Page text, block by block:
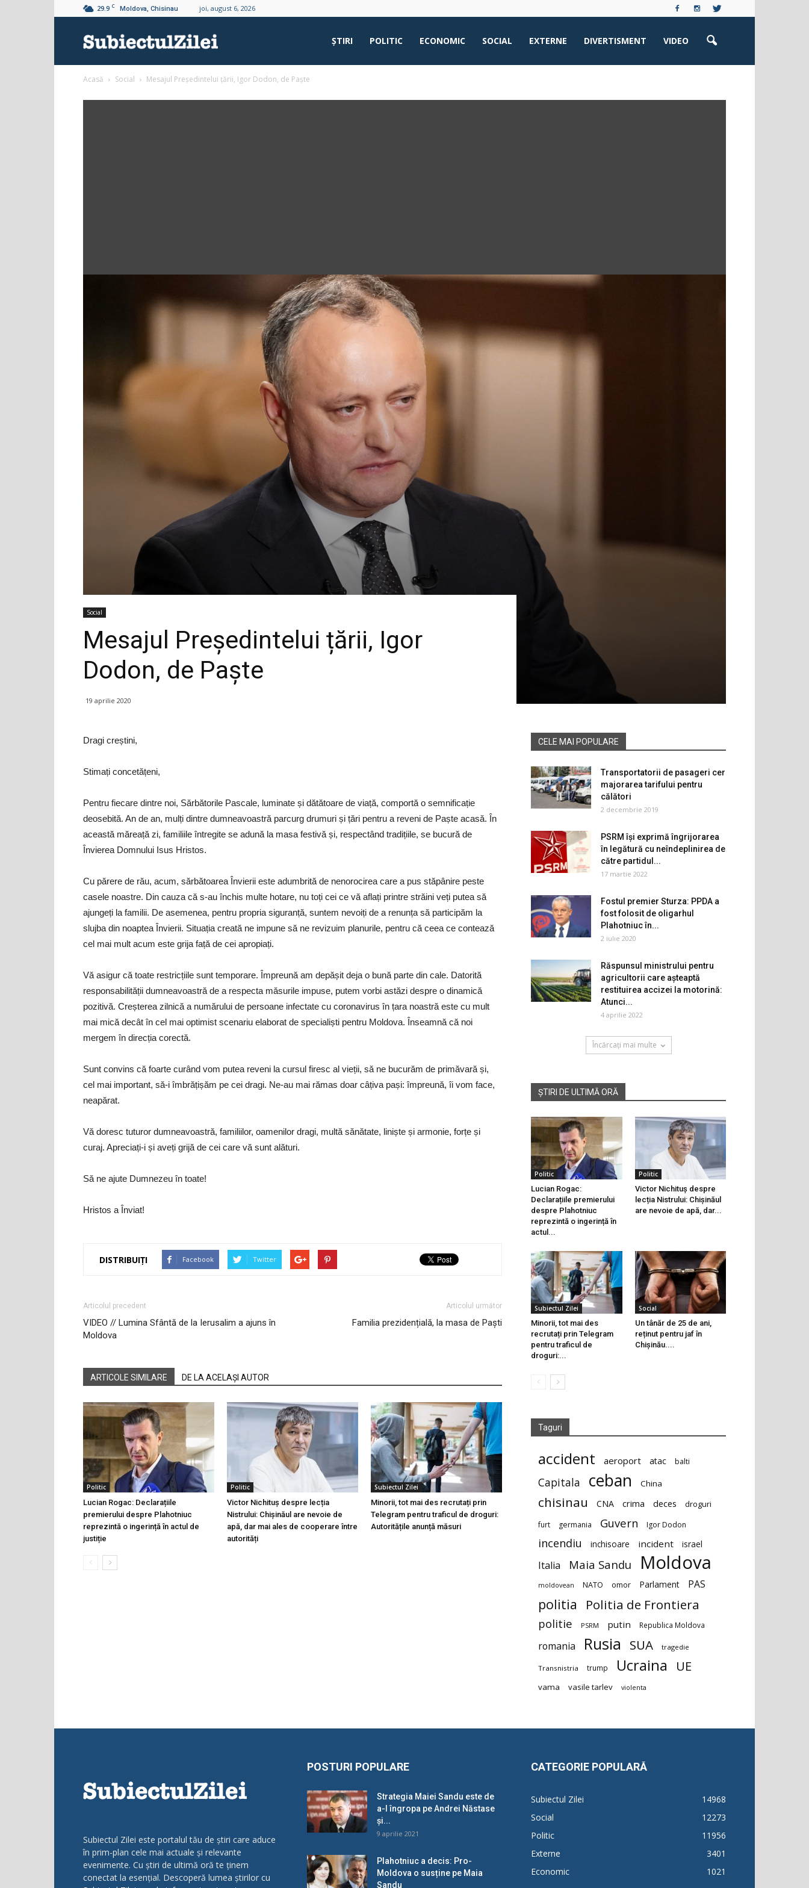
29.9 C Moldova, Chisinau joi, august 6, 2026
ŞTIRI POLITIC ECONOMIC SOCIAL EXTERNE DIVERTISMENT VIDEO
Acasă Social Mesajul Președintelui țării, Igor Dodon, de Paște
Social
Mesajul Președintelui țării, Igor
Dodon, de Paște
19 aprilie 2020
Dragi creștini,
Stimați concetățeni,
Pentru fiecare dintre noi, Sărbătorile Pascale, luminate și dătătoare de viață, comportă o semnificație
deosebită. An de an, mulți dintre dumneavoastră parcurg drumuri și țări pentru a reveni de Paște acasă. În
această măreață zi, familiile întregite se adună la masa festivă și, respectând tradițiile, se bucură de
Învierea Domnului Isus Hristos.
Cu părere de rău, acum, sărbătoarea Învierii este adumbrită de nenorocirea care a pus stăpânire peste
casele noastre. Din cauza că s-au închis multe hotare, nu toți cei ce vă aflați printre străini veți putea să
ajungeți la familii. De asemenea, pentru propria siguranță, suntem nevoiți de a renunța să participăm la
slujba din noaptea Învierii. Situația creată ne impune să ne revizuim planurile, pentru că ceea ce contează
cel mai mult acum este grija față de cei apropiați.
Vă asigur că toate restricțiile sunt temporare. Împreună am depășit deja o bună parte din cale. Datorită
responsabilității dumneavoastră de a respecta măsurile impuse, putem vorbi astăzi despre o dinamică
pozitivă. Creșterea zilnică a numărului de persoane infectate cu coronavirus în țara noastră este cu mult
mai mică decât în cel mai optimist scenariu elaborat de specialiști pentru Moldova. Înseamnă că noi
mergem în direcția corectă.
Sunt convins că foarte curând vom putea reveni la cursul firesc al vieții, să ne bucurăm de primăvară și,
cel mai important, să-i îmbrățișăm pe cei dragi. Ne-au mai rămas doar câțiva pași: împreună, îi vom face,
neapărat.
Vă doresc tuturor dumneavoastră, familiilor, oamenilor dragi, multă sănătate, liniște și armonie, forțe și
curaj. Apreciați-i și aveți grijă de cei care vă sunt alături.
Să ne ajute Dumnezeu în toate!
Hristos a Înviat!
DISTRIBUIȚI Facebook Twitter
Articolul precedent
VIDEO // Lumina Sfântă de la Ierusalim a ajuns în
Moldova
Articolul următor
Familia prezidențială, la masa de Paști
ARTICOLE SIMILARE DE LA ACELAȘI AUTOR
Politic
Lucian Rogac: Declarațiile
premierului despre Plahotniuc
reprezintă o ingerință în actul de
justiție
Politic
Victor Nichituș despre lecția
Nistrului: Chișinăul are nevoie de
apă, dar mai ales de cooperare între
autorități
Subiectul Zilei
Minorii, tot mai des recrutați prin
Telegram pentru traficul de droguri:
Autoritățile anunță măsuri
CELE MAI POPULARE
Transportatorii de pasageri cer
majorarea tarifului pentru
călători
2 decembrie 2019
PSRM își exprimă îngrijorarea
în legătură cu neîndeplinirea de
către partidul...
17 martie 2022
Fostul premier Sturza: PPDA a
fost folosit de oligarhul
Plahotniuc în...
2 iulie 2020
Răspunsul ministrului pentru
agricultorii care așteaptă
restituirea accizei la motorină:
Atunci...
4 aprilie 2022
Încărcați mai multe
ȘTIRI DE ULTIMĂ ORĂ
Politic
Lucian Rogac:
Declarațiile premierului
despre Plahotniuc
reprezintă o ingerință în
actul...
Politic
Victor Nichituș despre
lecția Nistrului: Chișinăul
are nevoie de apă, dar...
Subiectul Zilei
Minorii, tot mai des
recrutați prin Telegram
pentru traficul de
droguri:...
Social
Un tânăr de 25 de ani,
reținut pentru jaf în
Chișinău....
Taguri
accident aeroport atac balti
Capitala ceban China
chisinau CNA crima deces droguri
furt germania Guvern Igor Dodon
incendiu inchisoare incident israel
Italia Maia Sandu Moldova
moldovean NATO omor Parlament PAS
politia Politia de Frontiera
politie PSRM putin Republica Moldova
romania Rusia SUA tragedie
Transnistria trump Ucraina UE
vama vasile tarlev violenta
Subiectul Zilei este portalul tău de știri care aduce
în prim-plan cele mai actuale și relevante
evenimente. Cu știri de ultimă oră te ținem
conectat la esențial. Descoperă lumea știrilor cu
POSTURI POPULARE
Strategia Maiei Sandu este de
a-l îngropa pe Andrei Năstase
și...
9 aprilie 2021
Plahotniuc a decis: Pro-
Moldova o susține pe Maia
Sandu
CATEGORIE POPULARĂ
Subiectul Zilei
14968
Social
12273
Politic
11956
Externe
3401
Economic
1021